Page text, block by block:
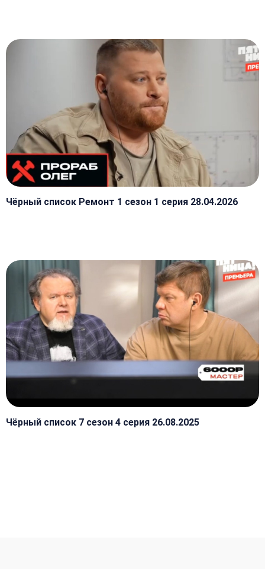
Чёрный список Ремонт 1 сезон 1 серия 28.04.2026
Чёрный список 7 сезон 4 серия 26.08.2025